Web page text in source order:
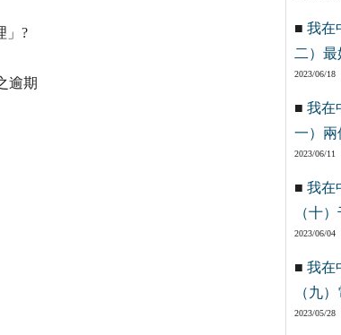
」?
逾期
■ 我在
二）
2023/06/18
■ 我在
一）兩
2023/06/11
■ 我在
（十
2023/06/04
■ 我在
（九
2023/05/28